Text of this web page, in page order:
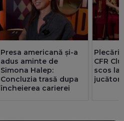
Presa americană și-a
adus aminte de
Simona Halep:
Concluzia trasă dupa
încheierea carierei
Plecări
CFR
scos la
jucători